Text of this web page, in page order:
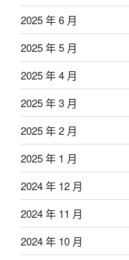
2025 年 6 月
2025 年 5 月
2025 年 4 月
2025 年 3 月
2025 年 2 月
2025 年 1 月
2024 年 12 月
2024 年 11 月
2024 年 10 月